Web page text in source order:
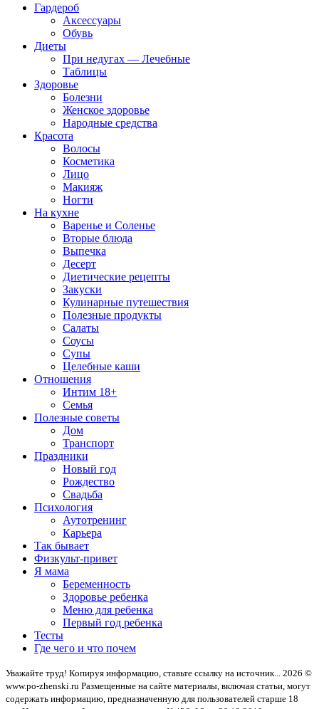
Гардероб
Аксессуары
Обувь
Диеты
При недугах — Лечебные
Таблицы
Здоровье
Болезни
Женское здоровье
Народные средства
Красота
Волосы
Косметика
Лицо
Макияж
Ногти
На кухне
Варенье и Соленье
Вторые блюда
Выпечка
Десерт
Диетические рецепты
Закуски
Кулинарные путешествия
Полезные продукты
Салаты
Соусы
Супы
Целебные каши
Отношения
Интим 18+
Семья
Полезные советы
Дом
Транспорт
Праздники
Новый год
Рождество
Свадьба
Психология
Аутотренинг
Карьера
Так бывает
Физкульт-привет
Я мама
Беременность
Здоровье ребенка
Меню для ребенка
Первый год ребенка
Тесты
Где чего и что почем
Уважайте труд! Копируя информацию, ставьте ссылку на источник... 2026 ©
www.po-zhenski.ru Размещенные на сайте материалы, включая статьи, могут
содержать информацию, предназначенную для пользователей старше 18